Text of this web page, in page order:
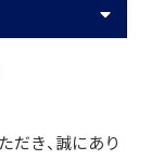
だき、誠にあり